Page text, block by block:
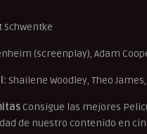
Schwentke
(screenplay), Adam
Shailene Woodley, Theo
Consigue las mejores
de nuestro contenido en